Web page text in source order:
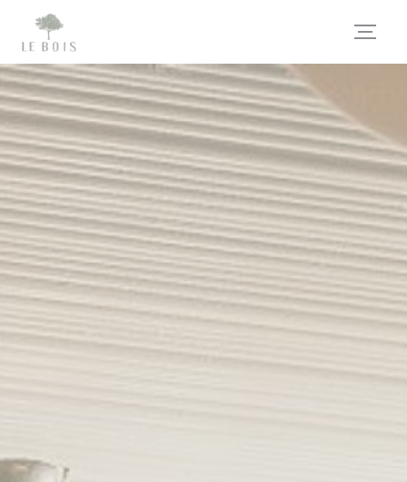
Personnalisation de vos choix en matière de cookies